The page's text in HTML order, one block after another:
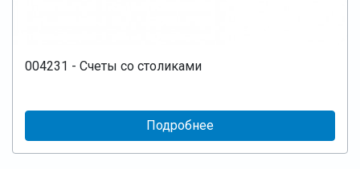
004231 - Счеты со столиками
Подробнее